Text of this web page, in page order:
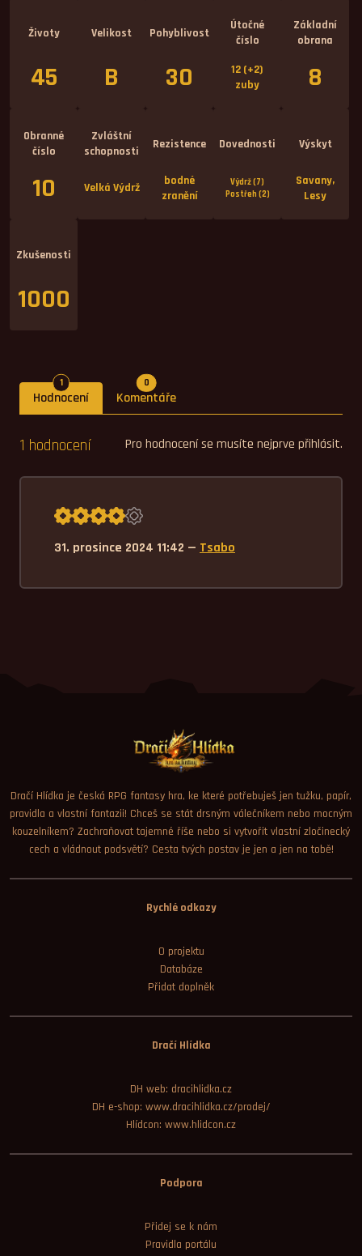
Životy
45
Velikost
B
Pohyblivost
30
Útočné
číslo
12 (+2)
zuby
Základní
obrana
8
Obranné
číslo
10
Zvláštní
schopnosti
Velká Výdrž
Rezistence
bodné
zranění
Dovednosti
Výdrž (7)
Postřeh (2)
Výskyt
Savany,
Lesy
Zkušenosti
1000
Hodnocení
1Počet hodnocení
Komentáře
0Počet komentářů
Pro hodnocení se musíte nejprve přihlásit.
1 hodnocení
Průměrné hodnocení 4,0.
31. prosince 2024 11:42 — Tsabo
Dračí Hlídka je česká RPG fantasy hra, ke které potřebuješ jen tužku, papír,
pravidla a vlastní fantazii! Chceš se stát drsným válečníkem nebo mocným
kouzelníkem? Zachraňovat tajemné říše nebo si vytvořit vlastní zločinecký
cech a vládnout podsvětí? Cesta tvých postav je jen a jen na tobě!
Rychlé odkazy
O projektu
Databáze
Přidat doplněk
Dračí Hlídka
DH web: dracihlidka.cz
DH e-shop: www.dracihlidka.cz/prodej/
Hlídcon: www.hlidcon.cz
Podpora
Přidej se k nám
Pravidla portálu